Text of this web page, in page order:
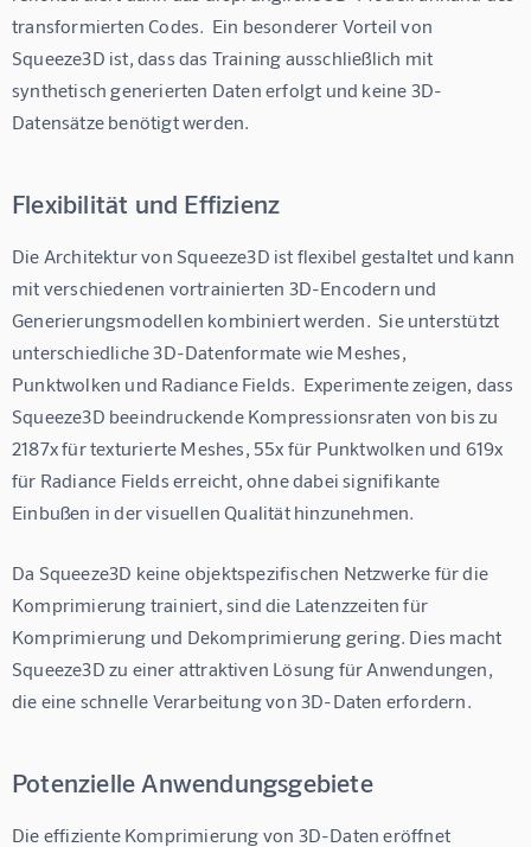
transformierten Codes.  Ein besonderer Vorteil von
Squeeze3D ist, dass das Training ausschließlich mit
synthetisch generierten Daten erfolgt und keine 3D-
Datensätze benötigt werden.
Flexibilität und Effizienz
Die Architektur von Squeeze3D ist flexibel gestaltet und kann
mit verschiedenen vortrainierten 3D-Encodern und
Generierungsmodellen kombiniert werden.  Sie unterstützt
unterschiedliche 3D-Datenformate wie Meshes,
Punktwolken und Radiance Fields.  Experimente zeigen, dass
Squeeze3D beeindruckende Kompressionsraten von bis zu
2187x für texturierte Meshes, 55x für Punktwolken und 619x
für Radiance Fields erreicht, ohne dabei signifikante
Einbußen in der visuellen Qualität hinzunehmen.
Da Squeeze3D keine objektspezifischen Netzwerke für die
Komprimierung trainiert, sind die Latenzzeiten für
Komprimierung und Dekomprimierung gering. Dies macht
Squeeze3D zu einer attraktiven Lösung für Anwendungen,
die eine schnelle Verarbeitung von 3D-Daten erfordern.
Potenzielle Anwendungsgebiete
Die effiziente Komprimierung von 3D-Daten eröffnet